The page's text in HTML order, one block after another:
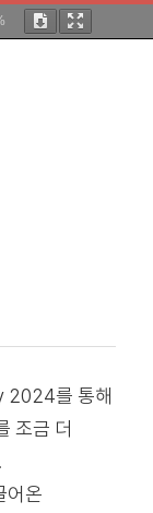
2024를 통해
조금 더
어온